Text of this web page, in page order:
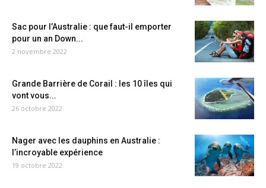
Sac pour l’Australie : que faut-il emporter
pour un an Down...
2 novembre 2022
Grande Barrière de Corail : les 10 îles qui
vont vous...
26 octobre 2022
Nager avec les dauphins en Australie :
l’incroyable expérience
19 octobre 2022